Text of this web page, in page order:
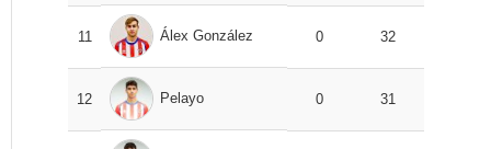
11 Álex González 0 32
12 Pelayo 0 31